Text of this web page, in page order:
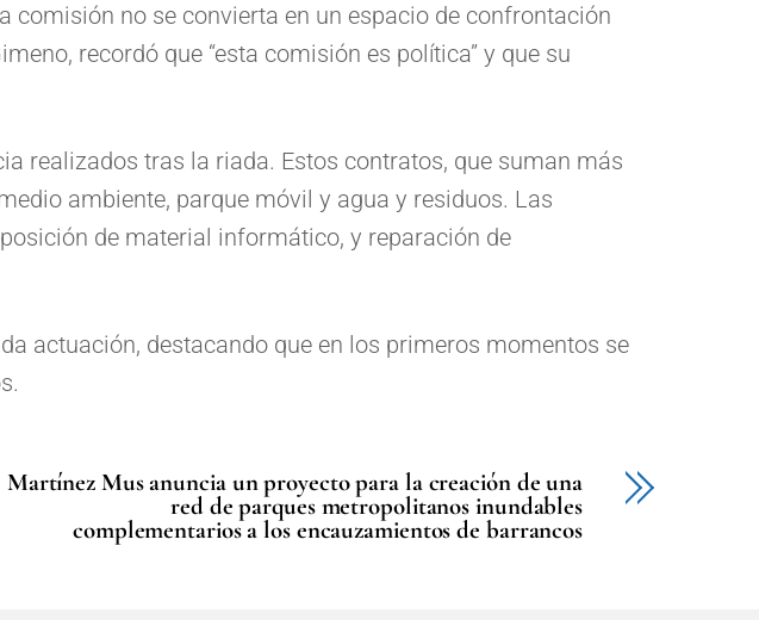
comisión no se convierta en un espacio de confrontación
recordó que “esta comisión es política” y que su
realizados tras la riada. Estos contratos, que suman más
ambiente, parque móvil y agua y residuos. Las
de material informático, y reparación de
actuación, destacando que en los primeros momentos se
Martínez Mus anuncia un proyecto para la creación de una
red de parques metropolitanos inundables
complementarios a los encauzamientos de barrancos